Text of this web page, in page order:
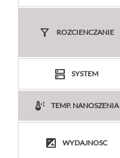
filter_list_alt ROZCIENCZANIE
dns SYSTEM
dew_point TEMP. NANOSZENIA
exposure WYDAJNOSC